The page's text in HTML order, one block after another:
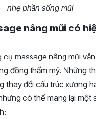
nhẹ phần sống mũi
nâng mũi có
cụ massage nâng mũi
đồng thẩm mỹ. Những
thay đổi cấu trúc xương
có thể mang lại một